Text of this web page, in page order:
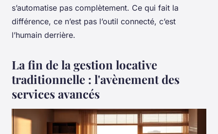
s’automatise pas complètement. Ce qui fait la
différence, ce n’est pas l’outil connecté, c’est
l’humain derrière.
La fin de la gestion locative
traditionnelle : l'avènement des
services avancés